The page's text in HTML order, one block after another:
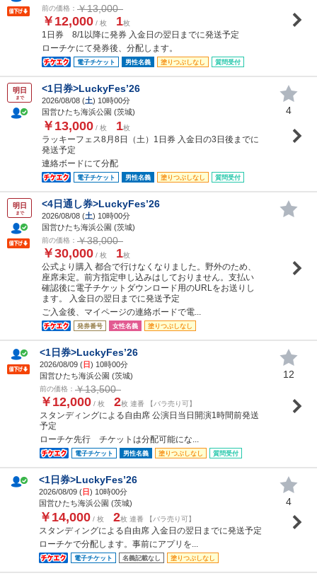
前の価格： ￥13,000
￥12,000 / 枚 1枚
1日券 8/1以降に発券 入金日の翌日までに発送予定
ローチケにて発券後、分配します。
電子チケット 男性名義 塗りつぶしなし 質問受付
明日
まで
<1日券>LuckyFes’26
2026/08/08 (土) 10時00分
国営ひたち海浜公園 (茨城)
￥13,000 / 枚 1枚
ラッキーフェス8月8日（土）1日券 入金日の3日後までに
発送予定
連絡ボードにて分配
電子チケット 男性名義 塗りつぶしなし 質問受付
4
明日
まで
<4日通し券>LuckyFes’26
2026/08/08 (土) 10時00分
国営ひたち海浜公園 (茨城)
前の価格： ￥38,000
￥30,000 / 枚 1枚
公式より購入 都合で行けなくなりました。野外のため、
座席未定。前方指定申し込みはしておりません。支払い
確認後に電子チケットダウンロード用のURLをお送りし
ます。 入金日の翌日までに発送予定
ご入金後、マイページの連絡ボードで電...
発券番号 女性名義 塗りつぶしなし
<1日券>LuckyFes’26
2026/08/09 (日) 10時00分
国営ひたち海浜公園 (茨城)
前の価格： ￥13,500
￥12,000 / 枚 2枚 連番 【バラ売り可】
スタンディングによる自由席 公演日当日開演1時間前発送
予定
ローチケ先行 チケットは分配可能にな...
電子チケット 男性名義 塗りつぶしなし 質問受付
12
<1日券>LuckyFes’26
2026/08/09 (日) 10時00分
国営ひたち海浜公園 (茨城)
￥14,000 / 枚 2枚 連番 【バラ売り可】
スタンディングによる自由席 入金日の翌日までに発送予定
ローチケで分配します。事前にアプリを...
電子チケット 名義記載なし 塗りつぶしなし
4